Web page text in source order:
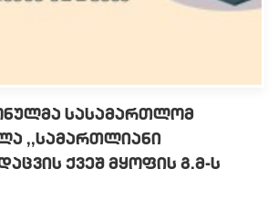
სასამართლომ
,,სამართლიანი
ქვეშ მყოფის გ.მ-ს